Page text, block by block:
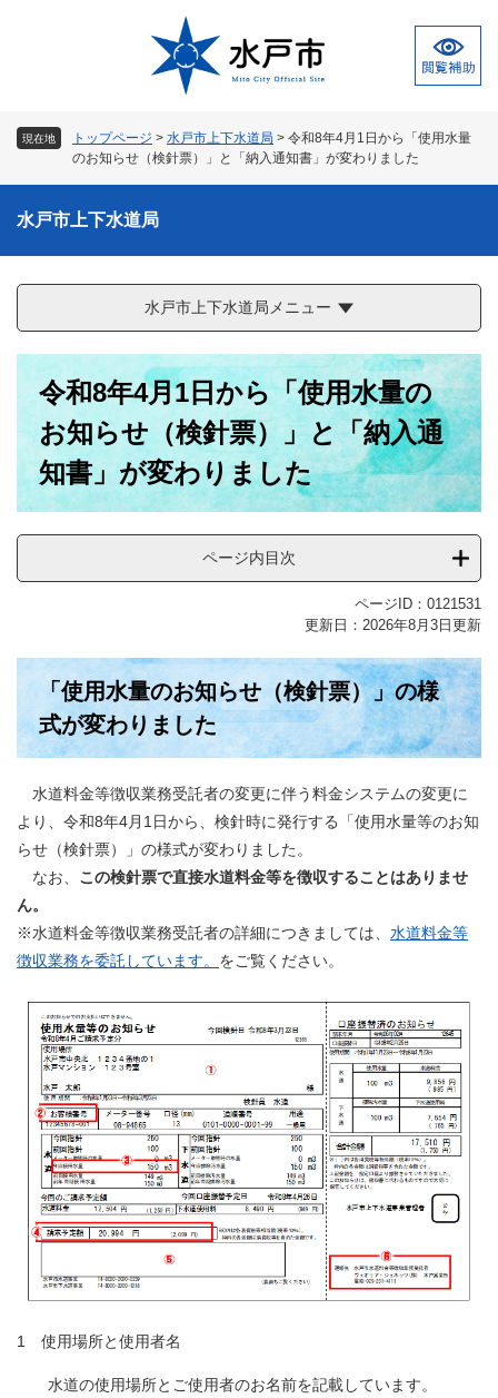
現在地 トップページ > 水戸市上下水道局 > 令和8年4月1日から「使用水量
のお知らせ（検針票）」と「納入通知書」が変わりました
水戸市上下水道局
水戸市上下水道局メニュー
令和8年4月1日から「使用水量の
お知らせ（検針票）」と「納入通
知書」が変わりました
ページ内目次
ページID：0121531
更新日：2026年8月3日更新
「使用水量のお知らせ（検針票）」の様
式が変わりました
水道料金等徴収業務受託者の変更に伴う料金システムの変更に
より、令和8年4月1日から、検針時に発行する「使用水量等のお知
らせ（検針票）」の様式が変わりました。
なお、 この検針票で直接水道料金等を徴収することはありませ
ん。
※水道料金等徴収業務受託者の詳細につきましては、 水道料金等
徴収業務を委託しています。 をご覧ください。
1 使用場所と使用者名
水道の使用場所とご使用者のお名前を記載しています。